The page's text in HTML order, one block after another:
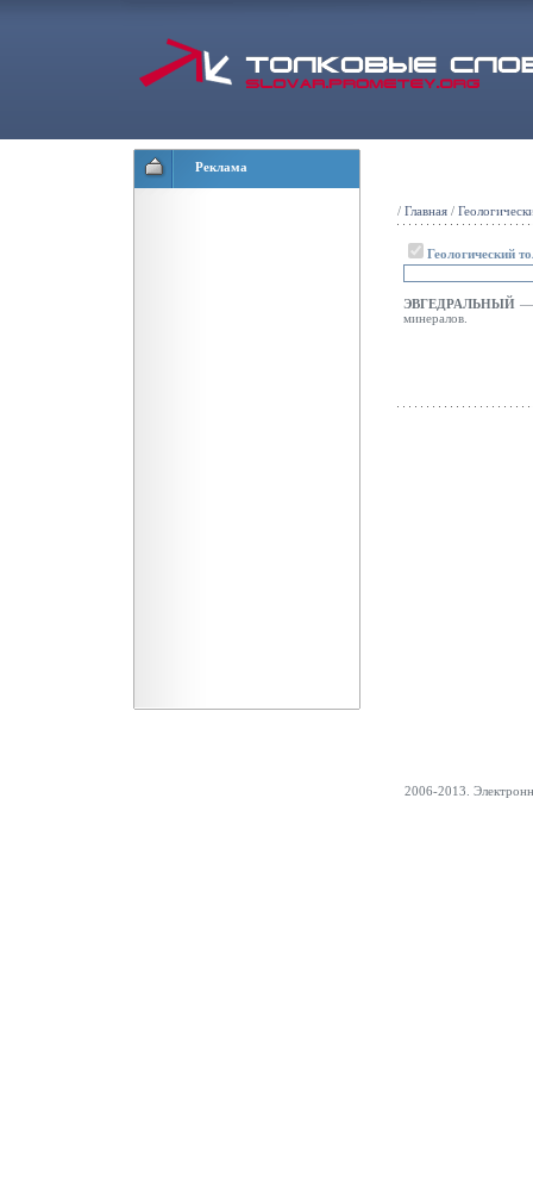
Реклама
/ Главная /
Геологический
ЭВГЕДРАЛЬНЫЙ —
минералов.
2006-2013.